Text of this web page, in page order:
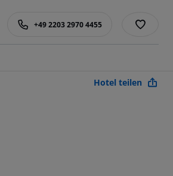
+49 2203 2970 4455
Hotel teilen